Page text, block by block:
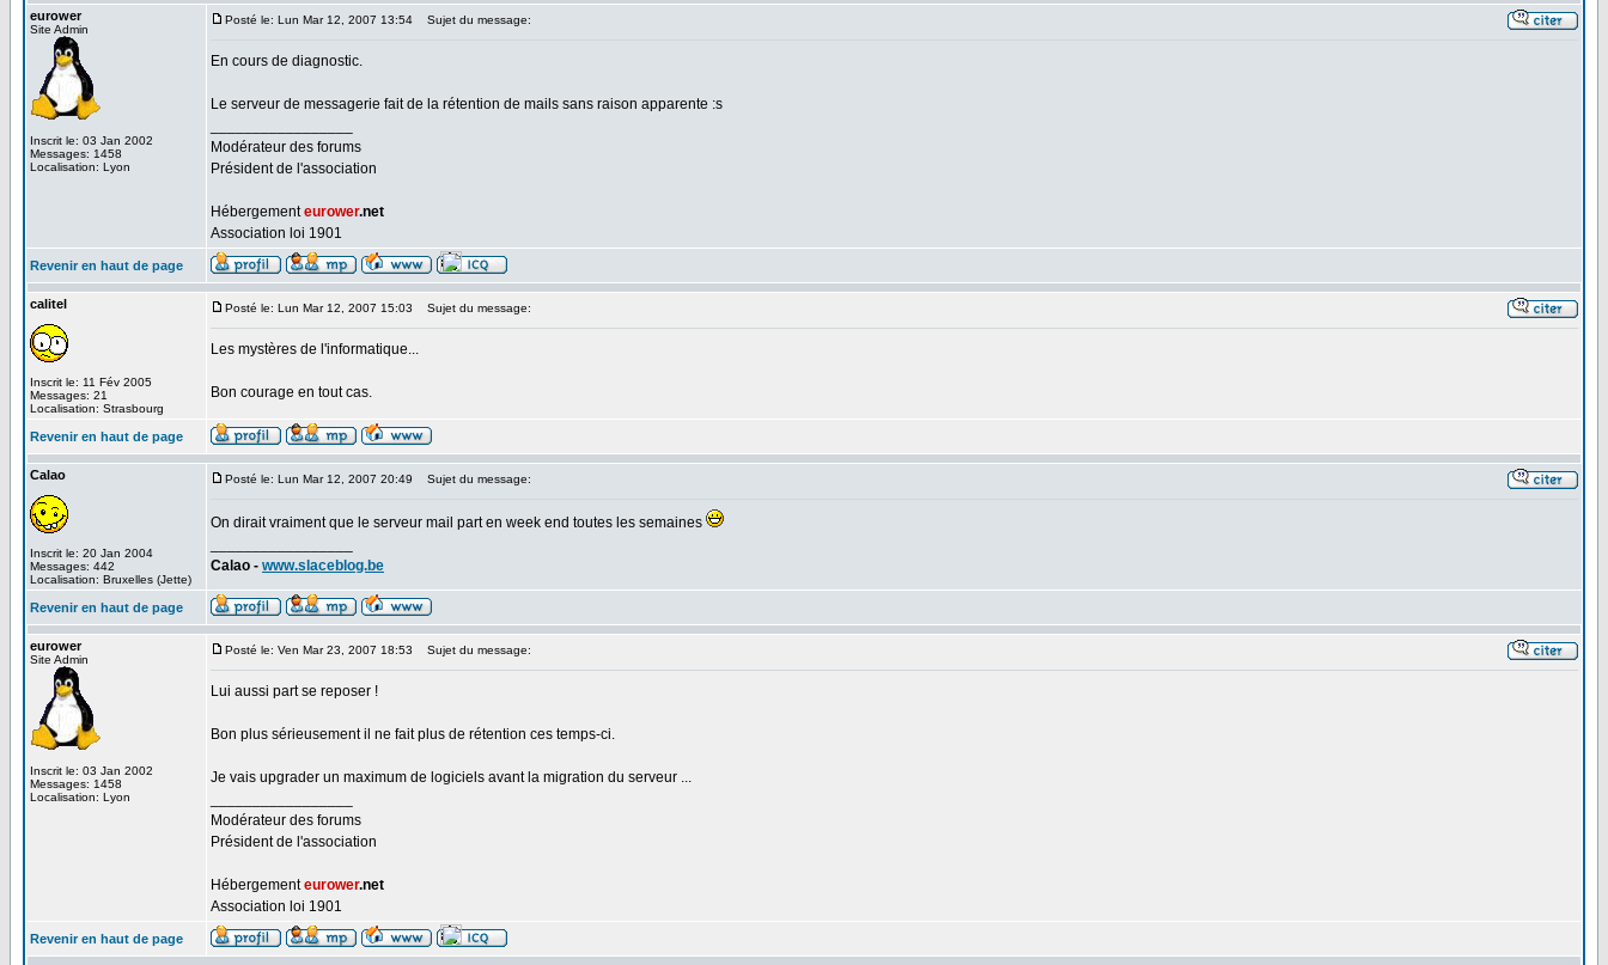
eurower
Site Admin
Inscrit le: 03 Jan 2002
Messages: 1458
Localisation: Lyon
Posté le: Lun Mar 12, 2007 13:54 Sujet du message:
En cours de diagnostic.
Le serveur de messagerie fait de la rétention de mails sans raison apparente :s
Modérateur des forums
Président de l'association
Hébergementeurower.net
Association loi 1901
Revenir en haut de page
calitel
Inscrit le: 11 Fév 2005
Messages: 21
Localisation: Strasbourg
Posté le: Lun Mar 12, 2007 15:03 Sujet du message:
Les mystères de l'informatique...
Bon courage en tout cas.
Revenir en haut de page
Calao
Inscrit le: 20 Jan 2004
Messages: 442
Localisation: Bruxelles (Jette)
Posté le: Lun Mar 12, 2007 20:49 Sujet du message:
On dirait vraiment que le serveur mail part en week end toutes les semaines
Calao - www.slaceblog.be
Revenir en haut de page
eurower
Site Admin
Inscrit le: 03 Jan 2002
Messages: 1458
Localisation: Lyon
Posté le: Ven Mar 23, 2007 18:53 Sujet du message:
Lui aussi part se reposer !
Bon plus sérieusement il ne fait plus de rétention ces temps-ci.
Je vais upgrader un maximum de logiciels avant la migration du serveur ...
Modérateur des forums
Président de l'association
Hébergementeurower.net
Association loi 1901
Revenir en haut de page